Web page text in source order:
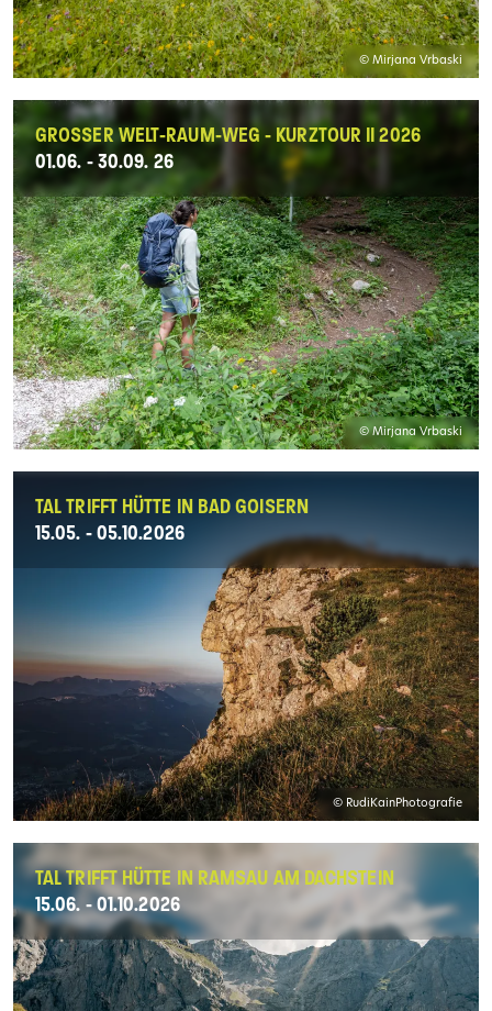
© Mirjana Vrbaski
GROSSER WELT-RAUM-WEG - KURZTOUR II 2026
01.06. - 30.09. 26
© Mirjana Vrbaski
TAL TRIFFT HÜTTE IN BAD GOISERN
15.05. - 05.10.2026
© RudiKainPhotografie
TAL TRIFFT HÜTTE IN RAMSAU AM DACHSTEIN
15.06. - 01.10.2026